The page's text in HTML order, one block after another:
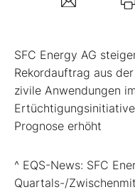
SFC Energy AG
Rekordauftrag aus
zivile Anwendungen
Prognose erhöht
^ EQS-News: SFC
Quartals-/